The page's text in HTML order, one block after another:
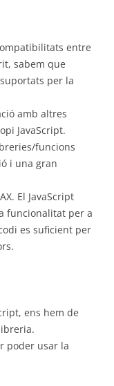
entre
sabem que
per la
amb altres
JavaScript.
funcions
i una gran
El JavaScript
funcionalitat per a
es suficient per
ens hem de
poder usar la